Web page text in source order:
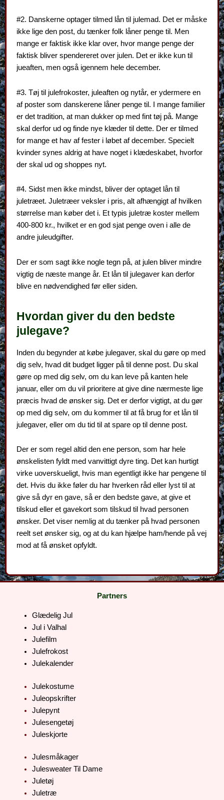
#2. Danskerne optager tilmed lån til julemad. Det er måske
ikke lige den post, du tænker folk låner penge til. Men
mange er faktisk ikke klar over, hvor mange penge der
faktisk bliver spendereret over julen. Det er ikke kun til
jueaften, men også igennem hele december.
#3. Tøj til julefrokoster, juleaften og nytår, er ydermere en
af poster som danskerene låner penge til. I mange familier
er det tradition, at man dukker op med fint tøj på. Mange
skal derfor ud og finde nye klæder til dette. Der er tilmed
for mange et hav af fester i løbet af december. Specielt
kvinder synes aldrig at have noget i klædeskabet, hvorfor
der skal ud og shoppes nyt.
#4. Sidst men ikke mindst, bliver der optaget lån til
juletræet. Juletræer veksler i pris, alt afhængigt af hvilken
størrelse man køber det i. Et typis juletræ koster mellem
400-800 kr., hvilket er en god sjat penge oven i alle de
andre juleudgifter.
Der er som sagt ikke nogle tegn på, at julen bliver mindre
vigtig de næste mange år. Et lån til julegaver kan derfor
blive en nødvendighed før eller siden.
Hvordan giver du den bedste
julegave?
Inden du begynder at købe julegaver, skal du gøre op med
dig selv, hvad dit budget ligger på til denne post. Du skal
gøre op med dig selv, om du kan leve på kanten hele
januar, eller om du vil prioritere at give dine nærmeste lige
præcis hvad de ønsker sig. Det er derfor vigtigt, at du gør
op med dig selv, om du kommer til at få brug for et lån til
julegaver, eller om du tid til at spare op til denne post.
Der er som regel altid den ene person, som har hele
ønskelisten fyldt med vanvittigt dyre ting. Det kan hurtigt
virke uoverskueligt, hvis man egentligt ikke har pengene til
det. Hvis du ikke føler du har hverken råd eller lyst til at
give så dyr en gave, så er den bedste gave, at give et
tilskud eller et gavekort som tilskud til hvad personen
ønsker. Det viser nemlig at du tænker på hvad personen
reelt set ønsker sig, og at du kan hjælpe ham/hende på vej
mod at få ønsket opfyldt.
Partners
Glædelig Jul
Jul i Valhal
Julefilm
Julefrokost
Julekalender
Julekostume
Juleopskrifter
Julepynt
Julesengetøj
Juleskjorte
Julesmåkager
Julesweater Til Dame
Juletøj
Juletræ